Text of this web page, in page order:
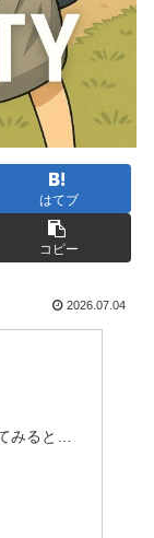
はてブ
コピー
2026.07.04
みると…